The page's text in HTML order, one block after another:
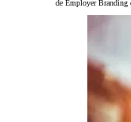
de Employer Branding